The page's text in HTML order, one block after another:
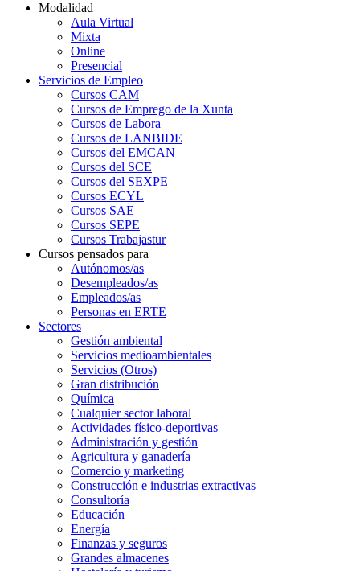
Modalidad
Aula Virtual
Mixta
Online
Presencial
Servicios de Empleo
Cursos CAM
Cursos de Emprego de la Xunta
Cursos de Labora
Cursos de LANBIDE
Cursos del EMCAN
Cursos del SCE
Cursos del SEXPE
Cursos ECYL
Cursos SAE
Cursos SEPE
Cursos Trabajastur
Cursos pensados para
Autónomos/as
Desempleados/as
Empleados/as
Personas en ERTE
Sectores
Gestión ambiental
Servicios medioambientales
Servicios (Otros)
Gran distribución
Química
Cualquier sector laboral
Actividades físico-deportivas
Administración y gestión
Agricultura y ganadería
Comercio y marketing
Construcción e industrias extractivas
Consultoría
Educación
Energía
Finanzas y seguros
Grandes almacenes